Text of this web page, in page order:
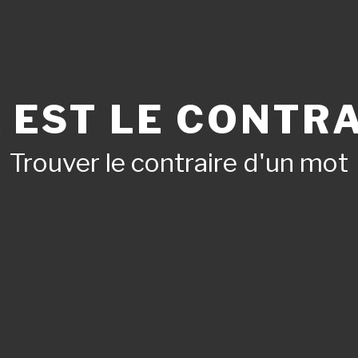
EST LE
Trouver le contraire d'un mot